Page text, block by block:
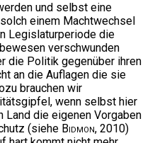
und selbst eine
einem Machtwechsel
Legislaturperiode die
verschwunden
die Politik gegenüber ihren
an die Auflagen die sie
brauchen wir
wenn selbst hier
Land die eigenen Vorgaben
(siehe Bidmon, 2010)